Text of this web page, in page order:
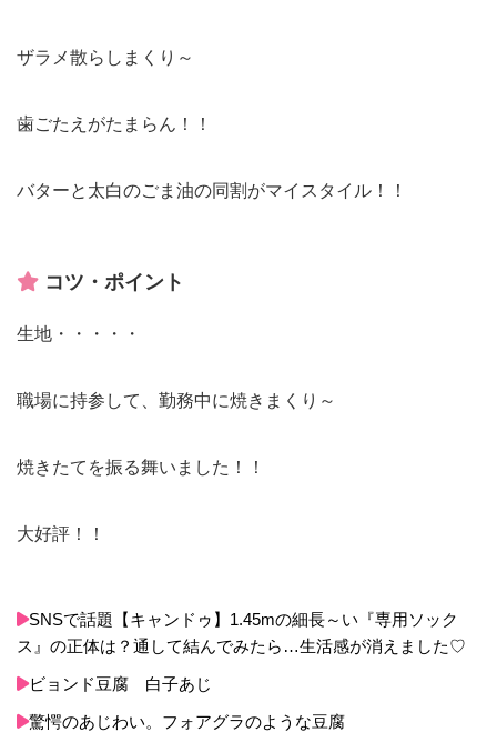
ザラメ散らしまくり～
歯ごたえがたまらん！！
バターと太白のごま油の同割がマイスタイル！！
コツ・ポイント
生地・・・・・
職場に持参して、勤務中に焼きまくり～
焼きたてを振る舞いました！！
大好評！！
SNSで話題【キャンドゥ】1.45mの細長～い『専用ソック
ス』の正体は？通して結んでみたら…生活感が消えました♡
ビョンド豆腐 白子あじ
驚愕のあじわい。フォアグラのような豆腐